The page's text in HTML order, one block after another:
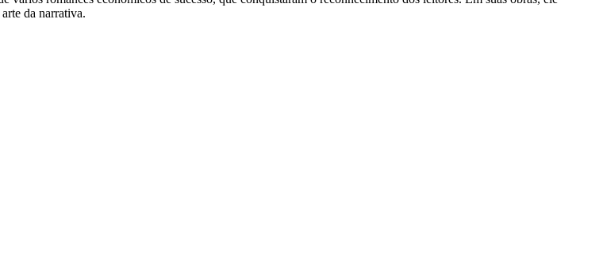
da narrativa.